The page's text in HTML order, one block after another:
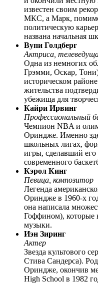
известен своим
МКС, а Марк, помимо
политическую
названа начальная
Вупи Голдберг
Актриса,
Одна из немногих
Грэмми, Оскар,
историческом
жительства
убежища для
Кайри Ирвинг
Профессиональный
Чемпион NBA и
Ориндже. Именно
школьных лигах,
игры, сделавший его
современного
Кэрол Кинг
Певица, композитор
Легенда
Ориндже в 1960-х
она написала
Гоффином), которые
музыки.
Иэн Зиринг
Актер
Звезда культового
Стива Сандерса).
Ориндже, окончив
High School в 1982